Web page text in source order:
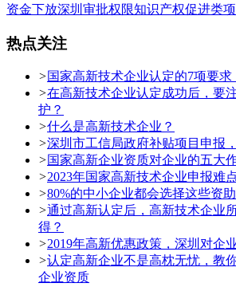
资金下放深圳审批权限知识产权促进类
热点关注
>国家高新技术企业认定的7项要求
>在高新技术企业认定成功后，要
护？
>什么是高新技术企业？
>深圳市工信局政府补贴项目申报
>国家高新企业资质对企业的五大
>2023年国家高新技术企业申报难
>80%的中小企业都会选择这些资助
>通过高新认定后，高新技术企业
得？
>2019年高新优惠政策，深圳对企
>认定高新企业不是高枕无忧，教
企业资质